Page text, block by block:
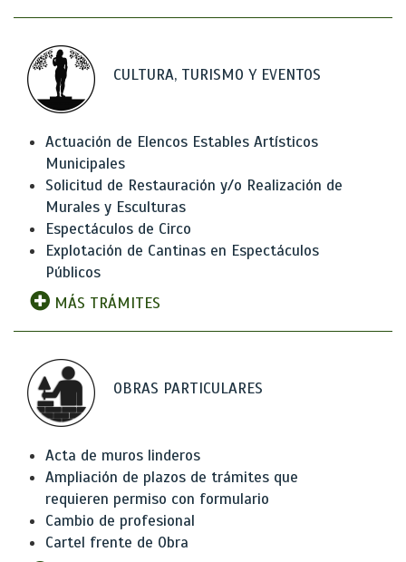
CULTURA, TURISMO Y EVENTOS
Actuación de Elencos Estables Artísticos
Municipales
Solicitud de Restauración y/o Realización de
Murales y Esculturas
Espectáculos de Circo
Explotación de Cantinas en Espectáculos
Públicos
MÁS TRÁMITES
OBRAS PARTICULARES
Acta de muros linderos
Ampliación de plazos de trámites que
requieren permiso con formulario
Cambio de profesional
Cartel frente de Obra